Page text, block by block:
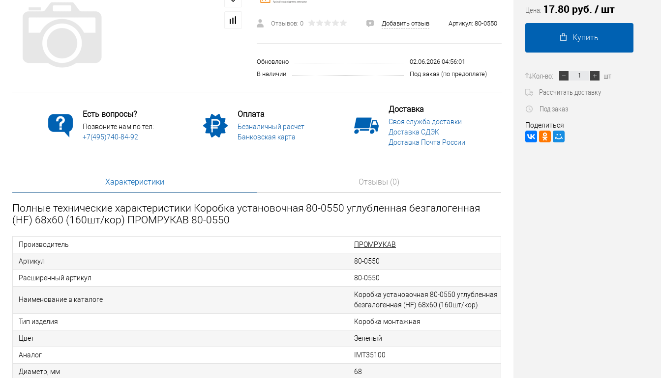
Трубопроводные системы
Электромонтажные изделия
Отзывов: 0 Добавить отзыв Артикул: 80-0550
Обновлено
02.06.2026 04:56:01
В наличии
Под заказ (по предоплате)
Есть вопросы?
Позвоните нам по тел:
+7(495)740-84-92
Оплата
Безналичный расчет
Банковская карта
Доставка
Своя служба доставки
Доставка СДЭК
Доставка Почта России
Характеристики Отзывы (0)
Полные технические характеристики Коробка установочная 80-0550 углубленная безгалогенная
(HF) 68х60 (160шт/кор) ПРОМРУКАВ 80-0550
Производитель ПРОМРУКАВ
Артикул 80-0550
Расширенный артикул 80-0550
Наименование в каталоге
Коробка установочная 80-0550 углубленная
безгалогенная (HF) 68х60 (160шт/кор)
Тип изделия Коробка монтажная
Цвет Зеленый
Аналог IMT35100
Диаметр, мм 68
Цена: 17.80 руб. / шт
Купить
Кол-во:
шт
Рассчитать доставку
Под заказ
Поделиться